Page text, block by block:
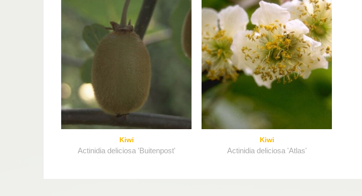
Kiwi
Actinidia deliciosa 'Buitenpost'
Kiwi
Actinidia deliciosa 'Atlas'